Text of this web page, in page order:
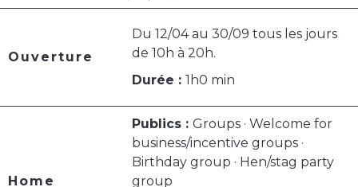
Ouverture
Du 12/04 au 30/09 tous les jours
de 10h à 20h.
Durée : 1h0 min
Home
Publics : Groups · Welcome for
business/incentive groups ·
Birthday group · Hen/stag party
group